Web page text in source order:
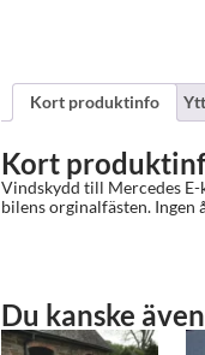
Kort produktinfo
Kort
Vindskydd till Mercedes
bilens orginalfästen. Ingen
Du kanske